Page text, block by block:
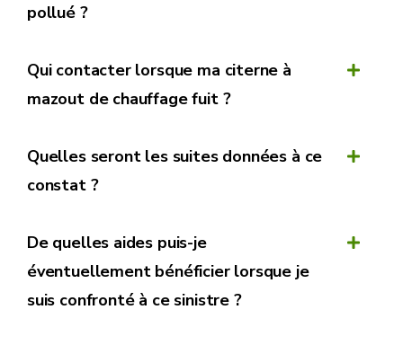
pollué ?
Qui contacter lorsque ma citerne à
mazout de chauffage fuit ?
Un professionnel agréé
Quelles seront les suites données à ce
constat ?
De quelles aides puis-je
éventuellement bénéficier lorsque je
suis confronté à ce sinistre ?